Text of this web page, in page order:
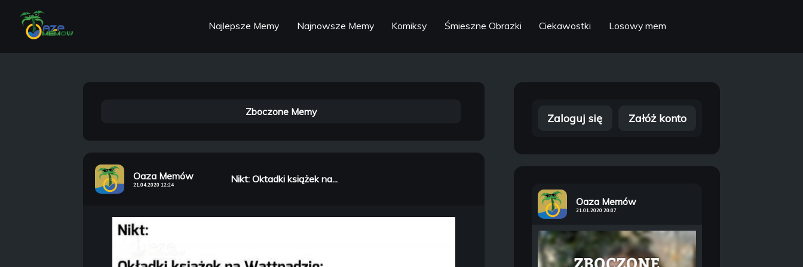
Najlepsze Memy Najnowsze Memy Komiksy Śmieszne Obrazki Ciekawostki Losowy mem
Zboczone Memy
Oaza Memów
21.04.2020 12:24 Nikt: Oktadki książek na...
Zaloguj się Załóż konto
Oaza Memów
21.01.2020 20:07